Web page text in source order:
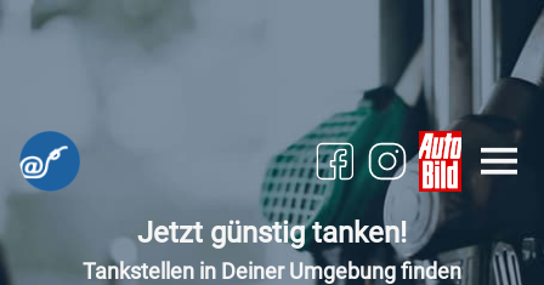
Jetzt günstig tanken!
Tankstellen in Deiner Umgebung finden